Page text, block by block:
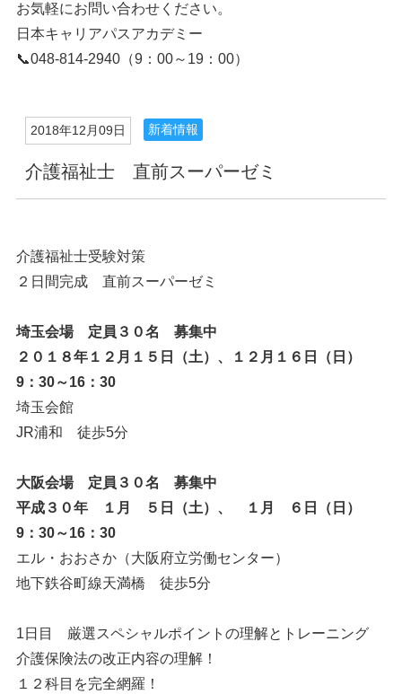
お気軽にお問い合わせください。
日本キャリアパスアカデミー
📞048-814-2940（9：00～19：00）
2018年12月09日 新着情報
介護福祉士 直前スーパーゼミ
介護福祉士受験対策
２日間完成 直前スーパーゼミ
埼玉会場 定員３０名 募集中
２０１８年１２月１５日（土）、１２月１６日（日）
9：30～16：30
埼玉会館
JR浦和 徒歩5分
大阪会場 定員３０名 募集中
平成３０年 １月 ５日（土）、 １月 ６日（日）
9：30～16：30
エル・おおさか（大阪府立労働センター）
地下鉄谷町線天満橋 徒歩5分
1日目 厳選スペシャルポイントの理解とトレーニング
介護保険法の改正内容の理解！
１２科目を完全網羅！